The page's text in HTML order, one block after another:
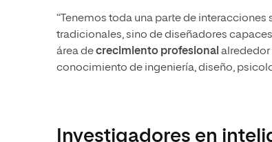
“Tenemos toda una parte de
tradicionales, sino de diseñadores
área decrecimiento profesional alrededor
conocimiento de ingeniería, diseño,
Investigadores en